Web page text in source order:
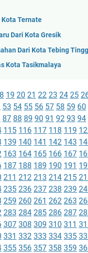
Kota Ternate
Dari Kota Gresik
Dari Kota Tebing
Kota Tasikmalaya
19 20 21 22 23 24 25
53 54 55 56 57 58 59 60
87 88 89 90 91 92 93 94
115 116 117 118 119
139 140 141 142 143
163 164 165 166 167
187 188 189 190 191
211 212 213 214 215
235 236 237 238 239
259 260 261 262 263
283 284 285 286 287
307 308 309 310 311
331 332 333 334 335
355 356 357 358 359